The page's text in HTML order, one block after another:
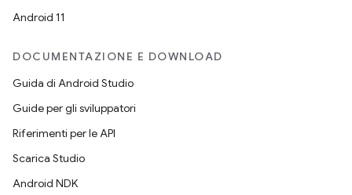
Android 11
DOCUMENTAZIONE E DOWNLOAD
Guida di Android Studio
Guide per gli sviluppatori
Riferimenti per le API
Scarica Studio
Android NDK